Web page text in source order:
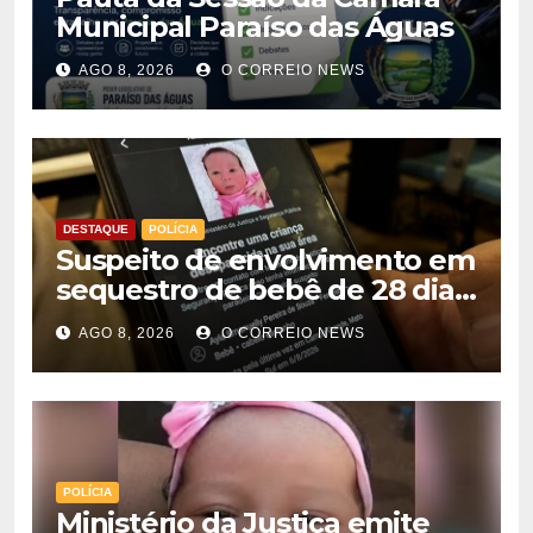
Municipal Paraíso das Águas
AGO 8, 2026 O CORREIO NEWS
DESTAQUE POLÍCIA
Suspeito de envolvimento em
sequestro de bebê de 28 dias
é preso na Capital
AGO 8, 2026 O CORREIO NEWS
POLÍCIA
Ministério da Justiça emite